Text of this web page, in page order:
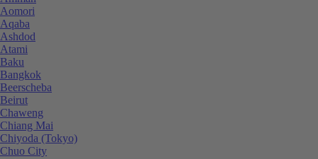
Aomori
Aqaba
Ashdod
Atami
Baku
Bangkok
Beerscheba
Beirut
Chaweng
Chiang Mai
Chiyoda (Tokyo)
Chuo City